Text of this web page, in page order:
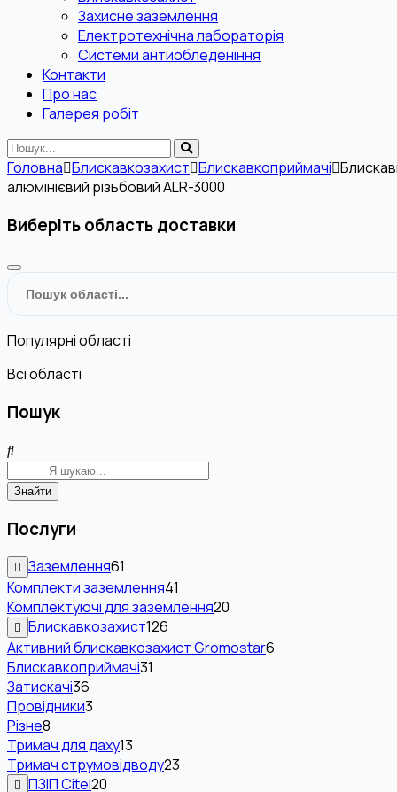
Захисне заземлення
Електротехнічна лабораторія
Системи антиобледеніння
Контакти
Про нас
Галерея робіт
Головна Блискавкозахист Блискавкоприймачі
алюмінієвий різьбовий ALR-3000
Виберіть область доставки
Популярні області
Всі області
Пошук
Знайти
Послуги
Заземлення61
Комплекти заземлення41
Комплектуючі для заземлення20
Блискавкозахист126
Активний блискавкозахист Gromostar6
Блискавкоприймачі31
Затискачі36
Провідники3
Різне8
Тримач для даху13
Тримач струмовідводу23
ПЗІП Citel20